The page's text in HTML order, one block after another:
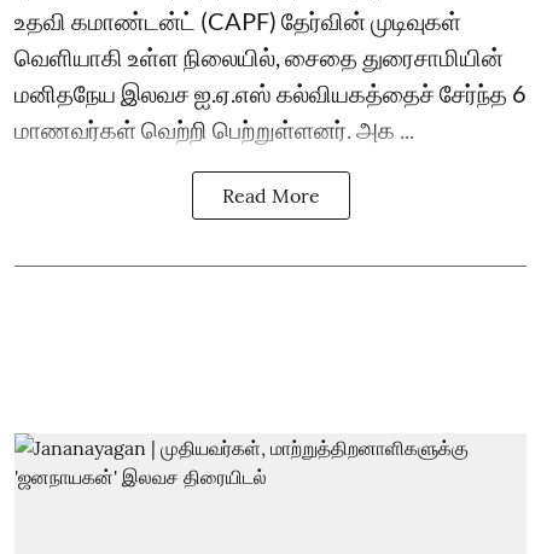
உதவி கமாண்டன்ட் (CAPF) தேர்வின் முடிவுகள்
வெளியாகி உள்ள நிலையில், சைதை துரைசாமியின்
மனிதநேய இலவச ஐ.ஏ.எஸ் கல்வியகத்தைச் சேர்ந்த 6
மாணவர்கள் வெற்றி பெற்றுள்ளனர். அக ...
Read More